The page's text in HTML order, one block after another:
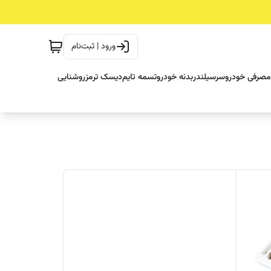
ورود | ثبت‌نام
خودروسرسیلندربدنه خودروتسمه تایمدیسک ترمزروشنایی